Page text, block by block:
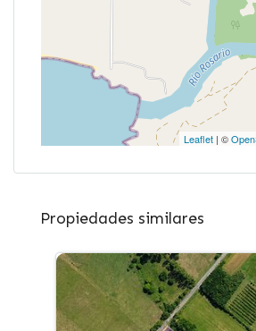
Leaflet | ©
Propiedades similares